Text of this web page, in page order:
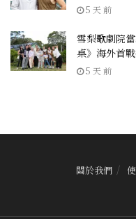
5 天 前
雪梨歌劇院
桌》海外首
5 天 前
關於我們